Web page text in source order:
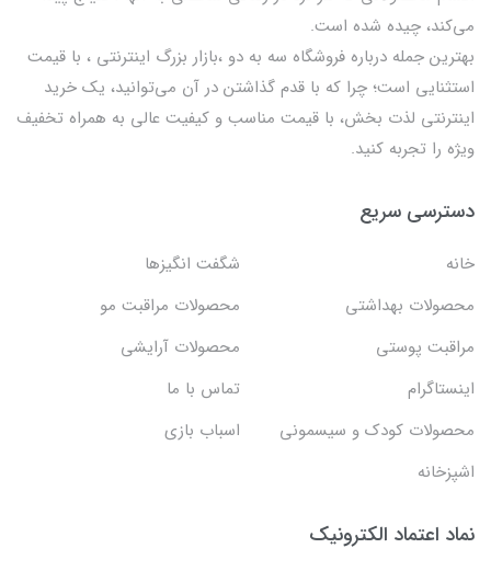
می‌کند، چیده شده است.
بهترين جمله درباره فروشگاه سه به دو ،بازار بزرگ اینترنتی ، با قيمت
استثنايي است؛ چرا که با قدم گذاشتن در آن می‌توانید، یک خرید
اینترنتی لذت بخش، با قیمت مناسب و کیفیت عالی به همراه تخفیف
ویژه را تجربه کنید.
دسترسی سریع
خانه
شگفت انگيزها
محصولات بهداشتي
محصولات مراقبت مو
مراقبت پوستی
محصولات آرایشی
اینستاگرام
تماس با ما
محصولات کودک و سیسمونی
اسباب بازی
اشپزخانه
نماد اعتماد الکترونیک